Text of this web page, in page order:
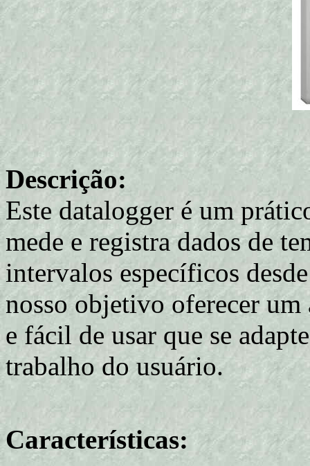
Descrição:
Este datalogger é um
mede e registra dados de
intervalos específicos
nosso objetivo oferecer
e fácil de usar que se
trabalho do usuário.
Características: